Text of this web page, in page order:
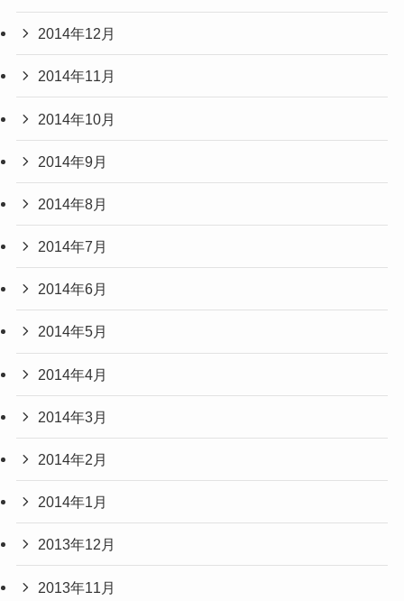
2014年12月
2014年11月
2014年10月
2014年9月
2014年8月
2014年7月
2014年6月
2014年5月
2014年4月
2014年3月
2014年2月
2014年1月
2013年12月
2013年11月